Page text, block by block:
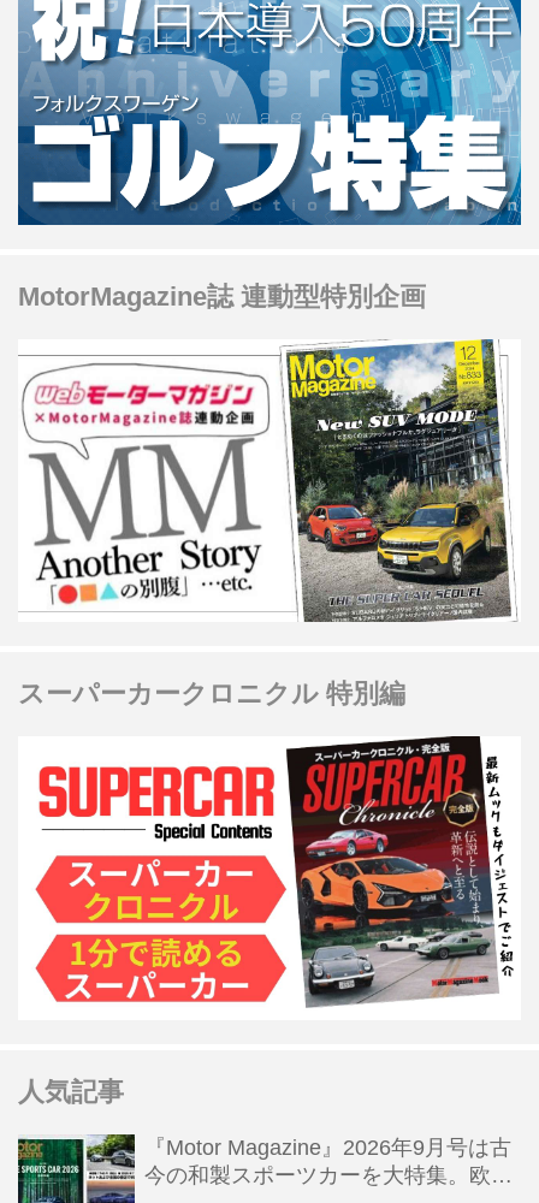
MotorMagazine誌 連動型特別企画
スーパーカークロニクル 特別編
人気記事
『Motor Magazine』2026年9月号は古
今の和製スポーツカーを大特集。欧州